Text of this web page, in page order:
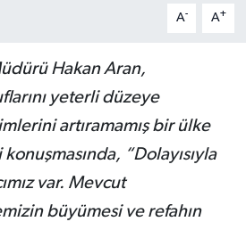
A- A+
Hakan Aran,
yeterli düzeye
artıramamış bir ülke
“Dolayısıyla
var. Mevcut
büyümesi ve refahın